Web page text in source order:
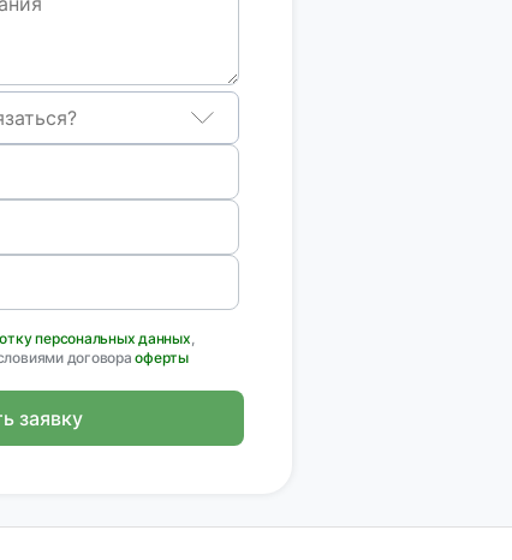
персональных данных,
договораоферты
заявку